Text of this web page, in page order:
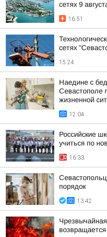
сетях 9
16:51
сетях
15:24
Наедине с
Севастополе
жизненной
12:04
Российские
учиться по
16:33
порядок
13:42